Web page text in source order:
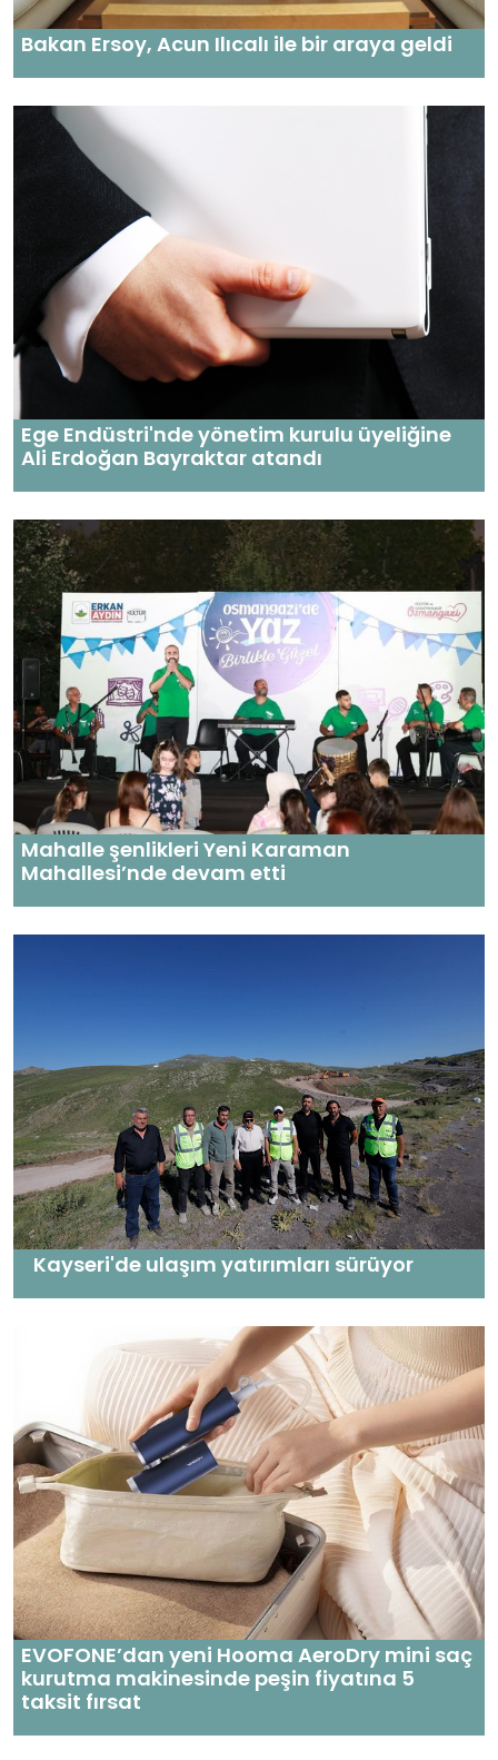
Bakan Ersoy, Acun Ilıcalı ile bir araya geldi
Ege Endüstri'nde yönetim kurulu üyeliğine
Ali Erdoğan Bayraktar atandı
Mahalle şenlikleri Yeni Karaman
Mahallesi’nde devam etti
Kayseri'de ulaşım yatırımları sürüyor
EVOFONE’dan yeni Hooma AeroDry mini saç
kurutma makinesinde peşin fiyatına 5
taksit fırsat